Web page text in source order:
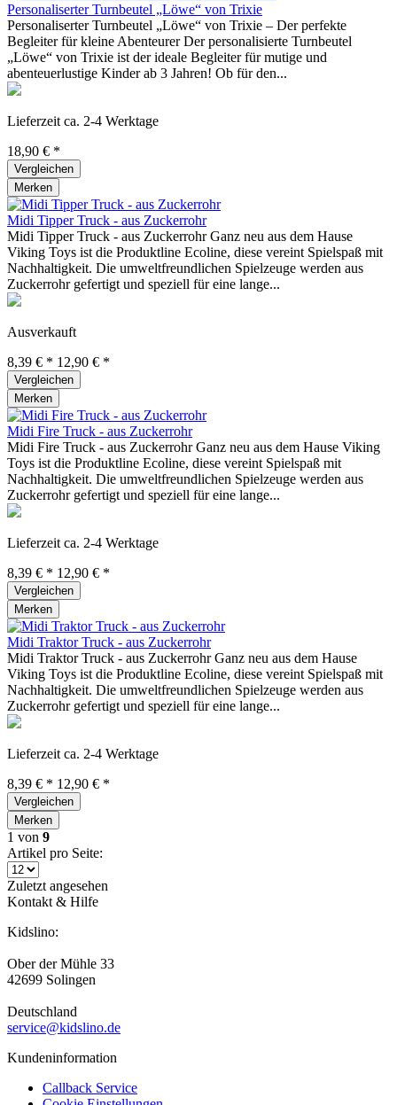
Personaliserter Turnbeutel „Löwe“ von Trixie
Personaliserter Turnbeutel „Löwe“ von Trixie – Der perfekte
Begleiter für kleine Abenteurer Der personalisierte Turnbeutel
„Löwe“ von Trixie ist der ideale Begleiter für mutige und
abenteuerlustige Kinder ab 3 Jahren! Ob für den...
Lieferzeit ca. 2-4 Werktage
18,90 € *
Vergleichen
Merken
Midi Tipper Truck - aus Zuckerrohr
Midi Tipper Truck - aus Zuckerrohr Ganz neu aus dem Hause
Viking Toys ist die Produktline Ecoline, diese vereint Spielspaß mit
Nachhaltigkeit. Die umweltfreundlichen Spielzeuge werden aus
Zuckerrohr gefertigt und speziell für eine lange...
Ausverkauft
8,39 € * 12,90 € *
Vergleichen
Merken
Midi Fire Truck - aus Zuckerrohr
Midi Fire Truck - aus Zuckerrohr Ganz neu aus dem Hause Viking
Toys ist die Produktline Ecoline, diese vereint Spielspaß mit
Nachhaltigkeit. Die umweltfreundlichen Spielzeuge werden aus
Zuckerrohr gefertigt und speziell für eine lange...
Lieferzeit ca. 2-4 Werktage
8,39 € * 12,90 € *
Vergleichen
Merken
Midi Traktor Truck - aus Zuckerrohr
Midi Traktor Truck - aus Zuckerrohr Ganz neu aus dem Hause
Viking Toys ist die Produktline Ecoline, diese vereint Spielspaß mit
Nachhaltigkeit. Die umweltfreundlichen Spielzeuge werden aus
Zuckerrohr gefertigt und speziell für eine lange...
Lieferzeit ca. 2-4 Werktage
8,39 € * 12,90 € *
Vergleichen
Merken
1 von 9
Artikel pro Seite:
Zuletzt angesehen
Kontakt & Hilfe
Kidslino:
Ober der Mühle 33
42699 Solingen
Deutschland
service@kidslino.de
Kundeninformation
Callback Service